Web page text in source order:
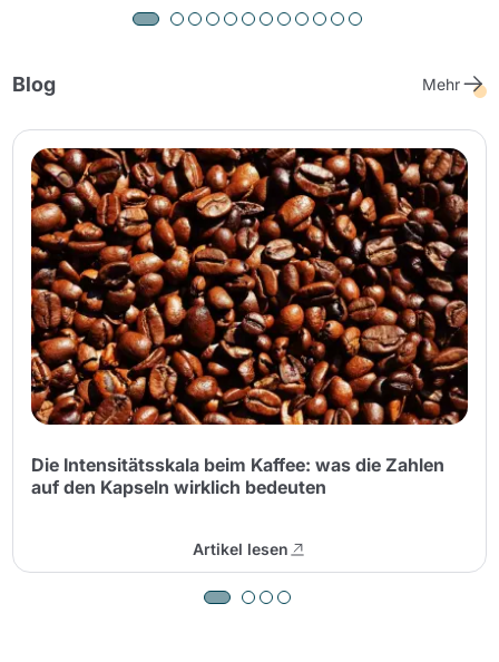
Blog Mehr
Die Intensitätsskala beim Kaffee: was die Zahlen
auf den Kapseln wirklich bedeuten
Artikel lesen